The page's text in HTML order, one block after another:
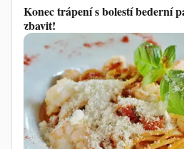
Konec trápení s bolestí bederní
zbavit!